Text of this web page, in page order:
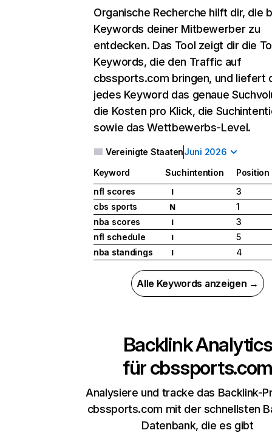
Organische Recherche hilft dir, die
Keywords deiner Mitbewerber zu
entdecken. Das Tool zeigt dir die
Keywords, die den Traffic auf
cbssports.com bringen, und liefert
jedes Keyword das genaue
die Kosten pro Klick, die
sowie das Wettbewerbs-Level.
Vereinigte StaatenJuni 2026
Keyword Suchintention
Position
nfl scores
I
3
cbs sports
N
1
nba scores
I
3
nfl schedule
I
5
nba standings
I 4
Alle Keywords anzeigen →
Backlink Analytics
für
Analysiere und tracke das Backlink-
cbssports.com mit der schnellsten
Datenbank, die es gibt